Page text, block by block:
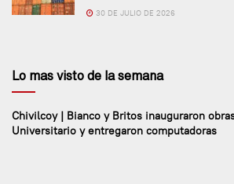
30 DE JULIO DE 2026
Lo mas visto de la semana
Chivilcoy | Bianco y Britos inauguraron
Universitario y entregaron computadoras